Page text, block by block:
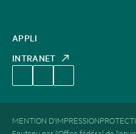
APPLI
INTRANET
MENTION D'IMPRESSION